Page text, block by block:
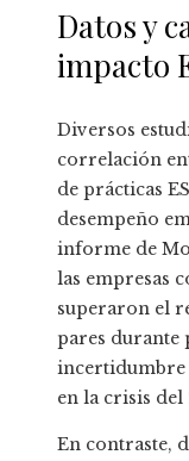
Datos y
impacto
Diversos
correlación
de prácticas
desempeño
informe de
las empresas
superaron el
pares durante
en la crisis del
En contraste,